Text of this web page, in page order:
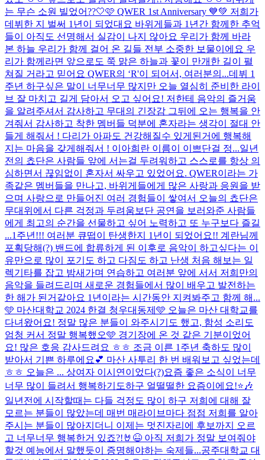
는 무슨 소원 빌었어??🤍🩷 QWER 1st Anniversary 💙💚 저희가
데뷔한 지 벌써 1년이 되었대요 바위게들과 1년간 함께한 추억
들이 아직도 선명해서 실감이 나지 않아요 우리가 함께 바라
본 하늘 우리가 함께 걸어 온 길들 전부 소중한 보물이에요 우
리가 함께라면 앞으로도 쭉 맑은 하늘과 꽃이 만개한 길이 펼
쳐질 거라고 믿어요 QWER의 ‘R'이 되어서, 여러분의...데뷔 1
주년 하구싶은 말이 너무너무 많지만 오늘 열심히 준비한 라이
브 잘 마치고 길게 담아서 오고 싶어요! 저한테 음악의 즐거움
을 알려주셔서 감사하고 무대의 긴장감 그뒤에 오는 행복을 안
겨줘서 감사하고 착한 멤버들 덕분에 혼자라는 생각이 절대 안
들게 해줘서 ! 다리가 아파도 건강해질수 있게된거에 행복해
지는 마음을 갖게해줘서 ! 이아희란 이름이 이쁘단걸 정...일년
전의 쵸단은 사람들 앞에 서는걸 두려워하고 스스로를 항상 의
심하면서 끊임없이 혼자서 싸우고 있었어요. QWER이라는 가
족같은 멤버들을 만나고, 바위게들에게 많은 사랑과 응원을 받
으며 사랑으로 만들어진 여러 경험들이 쌓여서 오늘의 쵸단은
무대위에서 다른 걱정과 두려움보단 공연을 보러와준 사람들
에게 최고의 순간을 선물하고 싶어 노력하고 또 누구보다 즐길
...1주년!!! 여러분 큐떱이 탄생한지 1년이 되었어요!! 계란님께
포획당해(?) 밴드에 합류하게 된 이후로 음악이 하고싶다는 이
유만으로 많이 포기도 하고 다짐도 하고 난생 처음 해보는 일
렉기타를 잡고 밤새가며 연습하고 여러분 앞에 서서 저희만의
음악을 들려드리며 새로운 경험들에서 많이 배우고 발전하는
한 해가 된거같아요 1년이라는 시간동안 지켜봐주고 함께 해...
🩵 마산대학교 2024 한결 청우대동제🩵 오늘은 마산 대학교를
다녀왔어요! 정말 많은 분들이 와주시기도 했고, 함성 소리도
엄청 커서 정말 행복했오🩵 경기장에 온 것 같은 기분이었어
요! 많은 호응 감사드려요 ㅎㅎ 조금 이른 1주년 축하도 많이
받아서 기쁜 하루에요💕 마산 사투리 한 번 배워보고 싶었는데
ㅎㅎ 오늘은 ... 상여자 이시연이었다(?)요즘 좋은 소식이 너무
너무 많이 들려서 행복하기도하구 얼떨떨한 요즘이에요!⭐️🎶
일년전에 시작할때는 다들 걱정도 많이 하구 저희에 대해 잘
모르는 분들이 많았는데 매번 매라이브마다 점점 저희를 알아
주시는 분들이 많아지더니 이제는 멋진자리에 후보까지 오르
고 너무너무 행복한거 있죠?!🤘😆 아직 저희가 정말 보여줘야
할것 예능에서 말했듯이 증명해야하는 숙제들...공주대학교 대